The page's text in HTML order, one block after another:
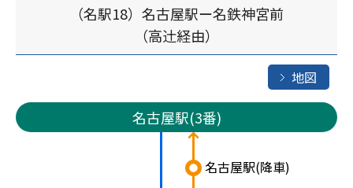
（名駅18）名古屋駅ー名鉄神宮前
（高辻󠄀経由）
地図
名古屋駅(3番)
名古屋駅(降車)